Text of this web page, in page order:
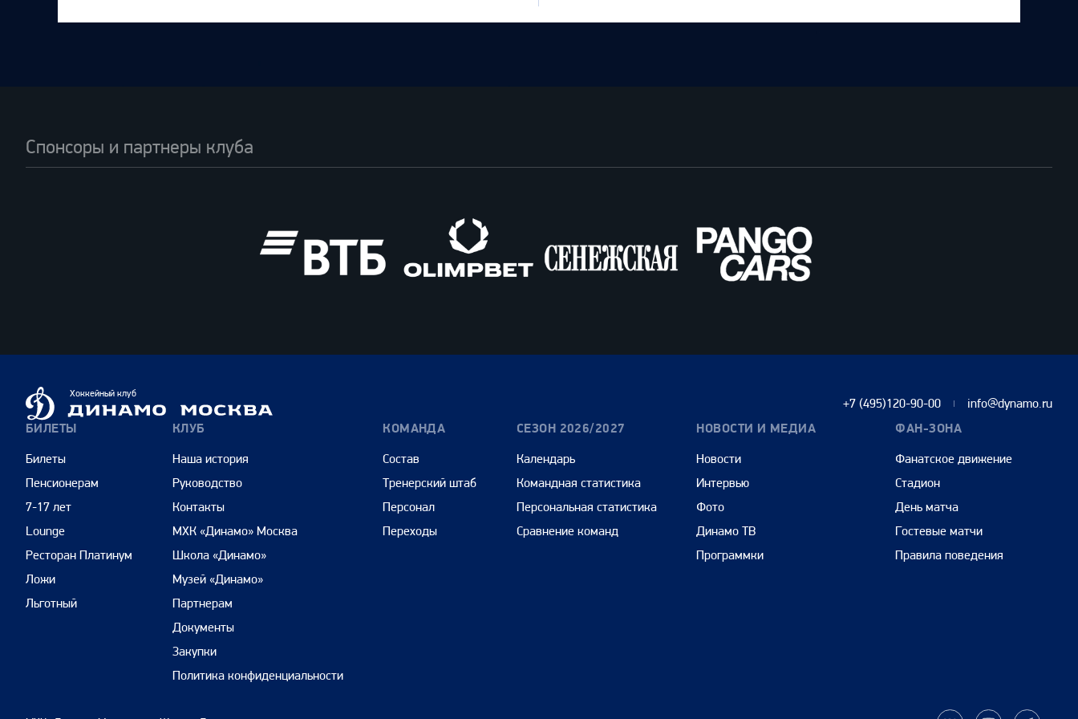
Спонсоры и партнеры клуба
Динамо
Москва
Хоккейный клуб
+7 (495)120-90-00 info@dynamo.ru
БИЛЕТЫ
Билеты
Пенсионерам
7-17 лет
Lounge
Ресторан Платинум
Ложи
Льготный
КЛУБ
Наша история
Руководство
Контакты
МХК «Динамо» Москва
Школа «Динамо»
Музей «Динамо»
Партнерам
Документы
Закупки
Политика конфиденциальности
КОМАНДА
Состав
Тренерский штаб
Персонал
Переходы
СЕЗОН 2026/2027
Календарь
Командная статистика
Персональная статистика
Сравнение команд
НОВОСТИ И МЕДИА
Новости
Интервью
Фото
Динамо ТВ
Программки
ФАН-ЗОНА
Фанатское движение
Стадион
День матча
Гостевые матчи
Правила поведения